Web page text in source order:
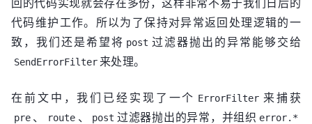
代码维护工作。所以为了保持对异常返回处理逻辑的一
致，我们还是希望将 post 过滤器抛出的异常能够交给
SendErrorFilter 来处理。
在前文中，我们已经实现了一个 ErrorFilter 来捕获
pre 、 route 、 post 过滤器抛出的异常，并组织 error.*